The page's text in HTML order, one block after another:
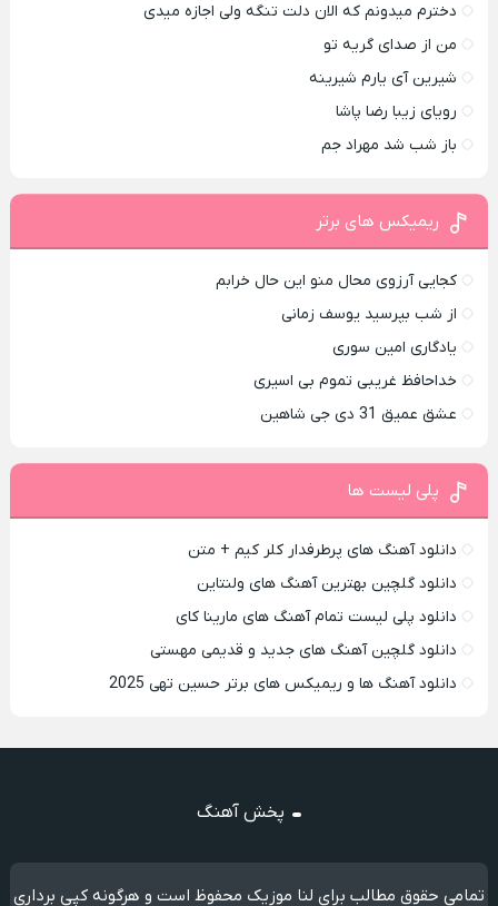
دخترم میدونم که الان دلت تنگه ولی اجازه میدی
من از صدای گريه تو
شیرین آی یارم شیرینه
رویای زیبا رضا پاشا
باز شب شد مهراد جم
ریمیکس های برتر
کجایی آرزوی محال منو این حال خرابم
از شب بپرسید یوسف زمانی
یادگاری امین سوری
خداحافظ غریبی تموم بی اسیری
عشق عمیق 31 دی جی شاهین
پلی لیست ها
دانلود آهنگ های پرطرفدار کلر کیم + متن
دانلود گلچین بهترین آهنگ های ولنتاین
دانلود پلی لیست تمام آهنگ های مارینا کای
دانلود گلچین آهنگ های جدید و قدیمی مهستی
دانلود آهنگ ها و ریمیکس های برتر حسین تهی 2025
پخش آهنگ
تمامی حقوق مطالب برای لنا موزیک محفوظ است و هرگونه کپی برداری